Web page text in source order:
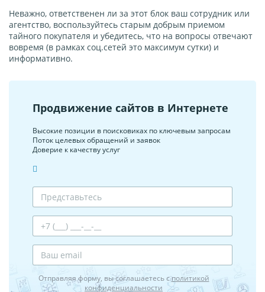
Неважно, ответственен ли за этот блок ваш сотрудник или
агентство, воспользуйтесь старым добрым приемом
тайного покупателя и убедитесь, что на вопросы отвечают
вовремя (в рамках соц.сетей это максимум сутки) и
информативно.
Продвижение сайтов в Интернете
Высокие позиции в поисковиках по ключевым запросам
Поток целевых обращений и заявок
Доверие к качеству услуг
Отправляя форму, вы соглашаетесь сполитикой
конфиденциальности